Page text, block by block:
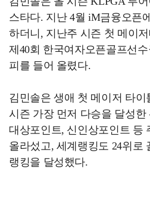
스타다. 지난 4월 iM금융오픈
하더니, 지난주 시즌 첫 메이
제40회 한국여자오픈골프선
피를 들어 올렸다.
김민솔은 생애 첫 메이저 타
시즌 가장 먼저 다승을 달성한
대상포인트, 신인상포인트 등
올라섰고, 세계랭킹도 24위로
랭킹을 달성했다.